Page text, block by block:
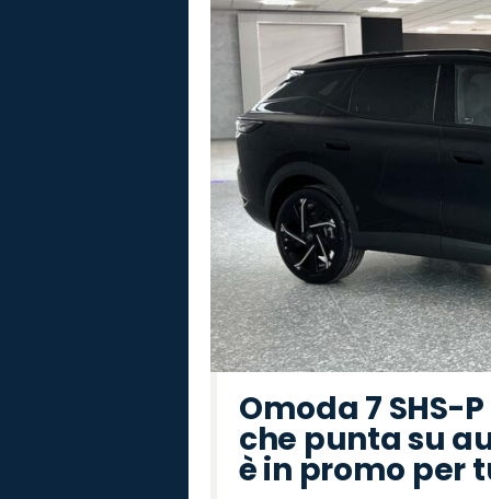
Omoda 7 SHS-
che punta su
è in promo per